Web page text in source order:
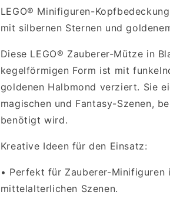
LEGO® Minifiguren-
mit silbernen Sternen und
Diese LEGO® Zauberer-Mütze in
kegelförmigen Form ist mit
goldenen Halbmond verziert. Sie
magischen und Fantasy-Szenen,
benötigt wird.
Kreative Ideen für den Einsatz:
• Perfekt für Zauberer-Minifiguren
mittelalterlichen Szenen.